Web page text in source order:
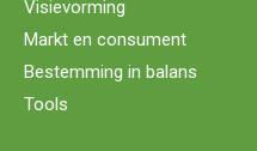
Visievorming
Markt en consument
Bestemming in balans
Tools